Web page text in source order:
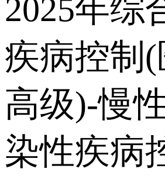
2025年综
疾病控制(
高级)-慢
染性疾病